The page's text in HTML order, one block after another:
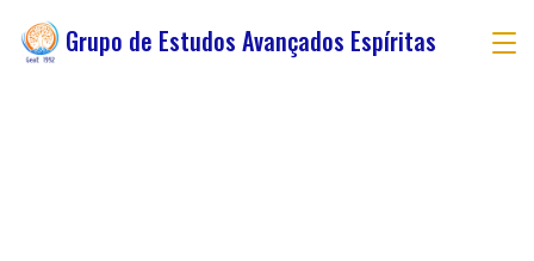
Grupo de Estudos Avançados Espíritas